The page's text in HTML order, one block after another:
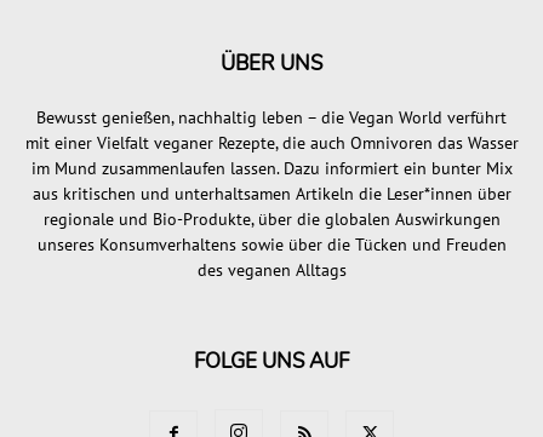
ÜBER UNS
Bewusst genießen, nachhaltig leben – die Vegan World verführt
mit einer Vielfalt veganer Rezepte, die auch Omnivoren das Wasser
im Mund zusammenlaufen lassen. Dazu informiert ein bunter Mix
aus kritischen und unterhaltsamen Artikeln die Leser*innen über
regionale und Bio-Produkte, über die globalen Auswirkungen
unseres Konsumverhaltens sowie über die Tücken und Freuden
des veganen Alltags
FOLGE UNS AUF